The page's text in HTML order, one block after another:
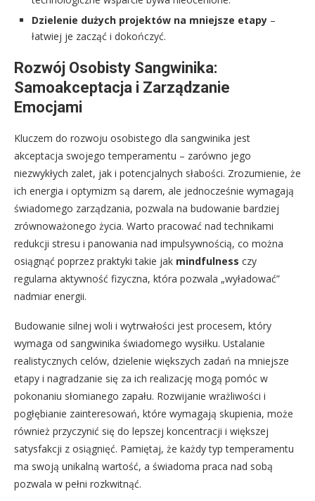
Dzielenie dużych projektów na mniejsze etapy –
łatwiej je zacząć i dokończyć.
Rozwój Osobisty Sangwinika:
Samoakceptacja i Zarządzanie
Emocjami
Kluczem do rozwoju osobistego dla sangwinika jest
akceptacja swojego temperamentu – zarówno jego
niezwykłych zalet, jak i potencjalnych słabości. Zrozumienie, że
ich energia i optymizm są darem, ale jednocześnie wymagają
świadomego zarządzania, pozwala na budowanie bardziej
zrównoważonego życia. Warto pracować nad technikami
redukcji stresu i panowania nad impulsywnością, co można
osiągnąć poprzez praktyki takie jak mindfulness czy
regularna aktywność fizyczna, która pozwala „wyładować”
nadmiar energii.
Budowanie silnej woli i wytrwałości jest procesem, który
wymaga od sangwinika świadomego wysiłku. Ustalanie
realistycznych celów, dzielenie większych zadań na mniejsze
etapy i nagradzanie się za ich realizację mogą pomóc w
pokonaniu słomianego zapału. Rozwijanie wrażliwości i
pogłębianie zainteresowań, które wymagają skupienia, może
również przyczynić się do lepszej koncentracji i większej
satysfakcji z osiągnięć. Pamiętaj, że każdy typ temperamentu
ma swoją unikalną wartość, a świadoma praca nad sobą
pozwala w pełni rozkwitnąć.